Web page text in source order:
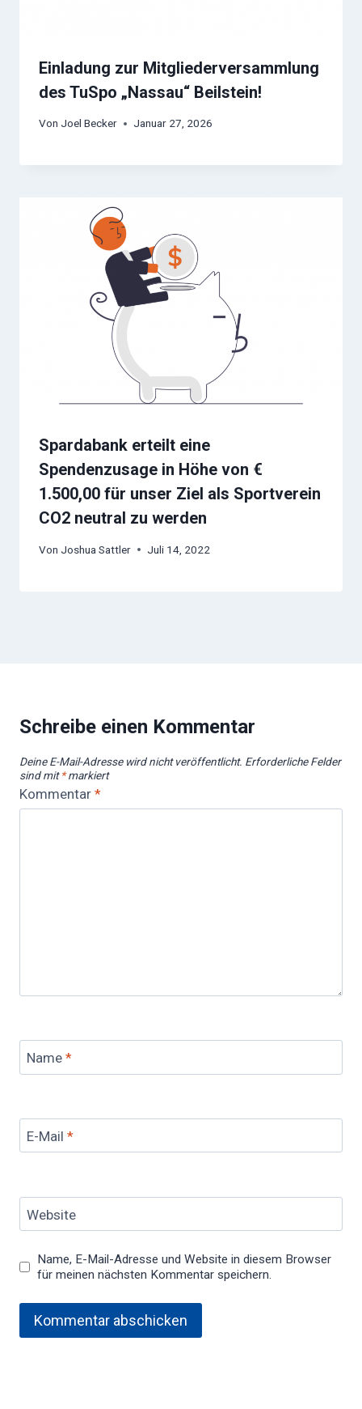
Einladung zur Mitgliederversammlung
des TuSpo „Nassau“ Beilstein!
Von Joel Becker Januar 27, 2026
Spardabank erteilt eine
Spendenzusage in Höhe von €
1.500,00 für unser Ziel als Sportverein
CO2 neutral zu werden
Von Joshua Sattler Juli 14, 2022
Schreibe einen Kommentar
Deine E-Mail-Adresse wird nicht veröffentlicht. Erforderliche Felder
sind mit*markiert
Kommentar *
Name *
E-Mail *
Website
Name, E-Mail-Adresse und Website in diesem Browser
für meinen nächsten Kommentar speichern.